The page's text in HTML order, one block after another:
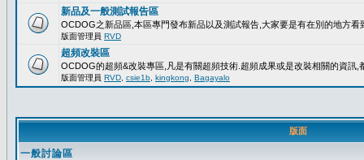
新品及一般測試報告區
OCDOG之新品區,本區專門發布新品以及測試報告,大家要是有在別的地方看
版面管理員 RVD
超頻改裝區
OCDOG的超頻&改裝專區,凡是有關超頻技術.超頻成果或是改裝相關的資訊,
版面管理員 RVD csie1b kingkong Bagayalo
版面
一般討論區